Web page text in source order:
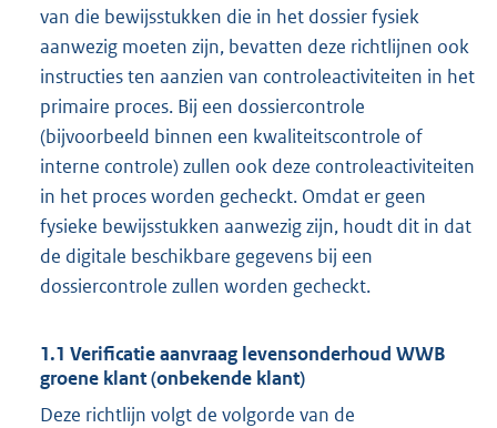
van die bewijsstukken die in het dossier fysiek
aanwezig moeten zijn, bevatten deze richtlijnen ook
instructies ten aanzien van controleactiviteiten in het
primaire proces. Bij een dossiercontrole
(bijvoorbeeld binnen een kwaliteitscontrole of
interne controle) zullen ook deze controleactiviteiten
in het proces worden gecheckt. Omdat er geen
fysieke bewijsstukken aanwezig zijn, houdt dit in dat
de digitale beschikbare gegevens bij een
dossiercontrole zullen worden gecheckt.
1.1 Verificatie aanvraag levensonderhoud WWB
groene klant (onbekende klant)
Deze richtlijn volgt de volgorde van de